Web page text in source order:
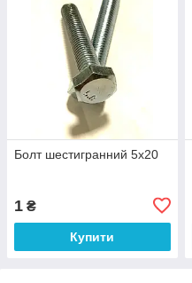
Болт шестигранний 5х20
1 ₴
Купити